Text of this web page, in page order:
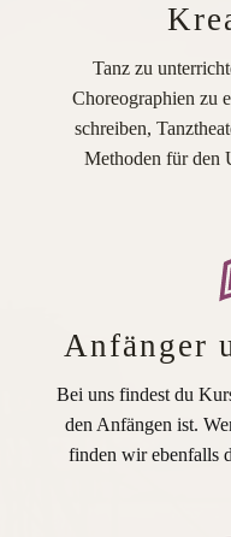
Tanz zu
Choreographien zu
schreiben,
Methoden für den
Anfänger
Bei uns findest du
den Anfängen ist.
finden wir ebenfalls